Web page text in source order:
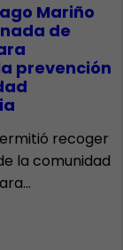
Mariño
de
prevención
recoger
la comunidad